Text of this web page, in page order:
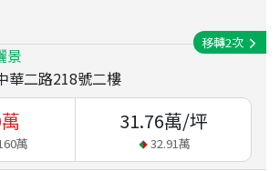
景
華二路218號二樓
移轉2次
萬
萬
31.76萬/坪
32.91萬